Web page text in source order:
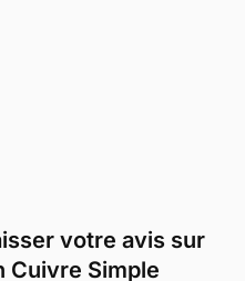
votre avis sur
Cuivre Simple